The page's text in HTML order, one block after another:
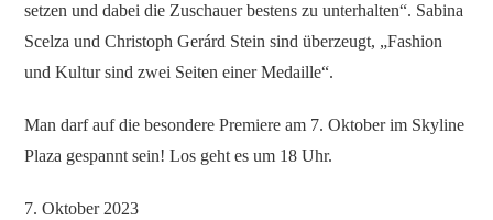
setzen und dabei die Zuschauer bestens zu unterhalten“. Sabina
Scelza und Christoph Gerárd Stein sind überzeugt, „Fashion
und Kultur sind zwei Seiten einer Medaille“.
Man darf auf die besondere Premiere am 7. Oktober im Skyline
Plaza gespannt sein! Los geht es um 18 Uhr.
7. Oktober 2023